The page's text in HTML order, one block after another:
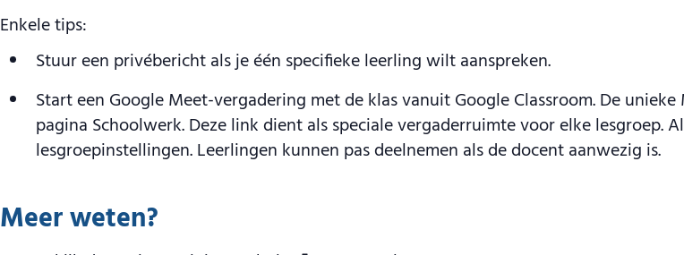
Enkele tips:
Stuur een privébericht als je één specifieke leerling wilt aanspreken.
Start een Google Meet-vergadering met de klas vanuit Google Classroom. De
pagina Schoolwerk. Deze link dient als speciale vergaderruimte voor elke lesgroep.
lesgroepinstellingen. Leerlingen kunnen pas deelnemen als de docent aanwezig is.
Meer weten?